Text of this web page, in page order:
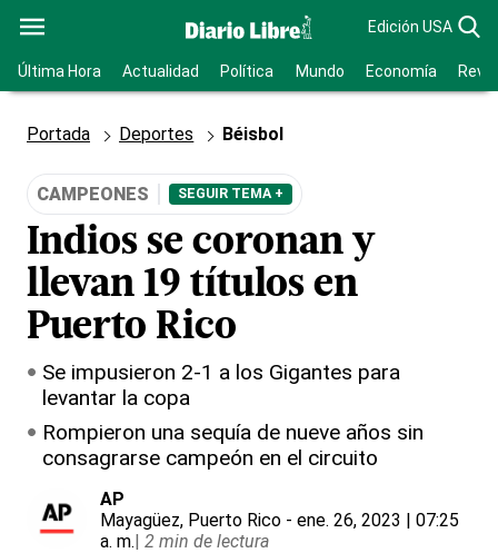
Edición USA
Última Hora Actualidad Política Mundo Economía
Portada Deportes Béisbol
CAMPEONES SEGUIR TEMA +
Indios se coronan y
llevan 19 títulos en
Puerto Rico
Se impusieron 2-1 a los Gigantes para
levantar la copa
Rompieron una sequía de nueve años sin
consagrarse campeón en el circuito
AP
Mayagüez, Puerto Rico - ene. 26, 2023 | 07:25
a. m.| 2 min de lectura